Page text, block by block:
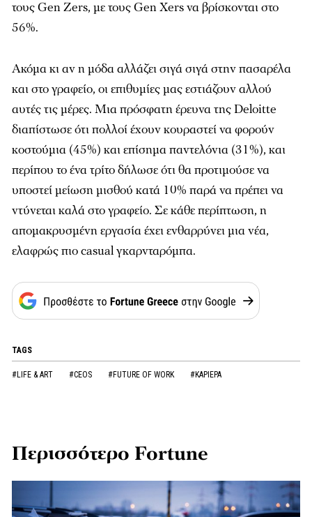
τους Gen Zers, με τους Gen Xers να βρίσκονται στο
56%.
Ακόμα κι αν η μόδα αλλάζει σιγά σιγά στην πασαρέλα
και στο γραφείο, οι επιθυμίες μας εστιάζουν αλλού
αυτές τις μέρες. Μια πρόσφατη έρευνα της Deloitte
διαπίστωσε ότι πολλοί έχουν κουραστεί να φορούν
κοστούμια (45%) και επίσημα παντελόνια (31%), και
περίπου το ένα τρίτο δήλωσε ότι θα προτιμούσε να
υποστεί μείωση μισθού κατά 10% παρά να πρέπει να
ντύνεται καλά στο γραφείο. Σε κάθε περίπτωση, η
απομακρυσμένη εργασία έχει ενθαρρύνει μια νέα,
ελαφρώς πιο casual γκαρνταρόμπα.
TAGS
#LIFE & ART #CEOS #FUTURE OF WORK #ΚΑΡΙΕΡΑ
Περισσότερο Fortune